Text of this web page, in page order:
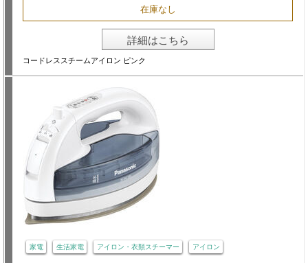
在庫なし
詳細はこちら
コードレススチームアイロン ピンク
家電 生活家電 アイロン・衣類スチーマー アイロン